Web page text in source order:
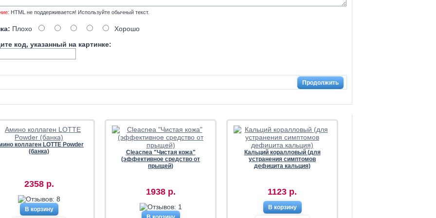
HTML не поддерживается! Используйте обычный текст.
Плохо
Хорошо
код, указанный на картинке:
Продолжить
коллаген LOTTE Powder
(банка)
2358 р.
В корзину
Cleacnea "Чистая кожа"
(эффективное средство от
прыщей)
1938 р.
Кальций коралловый (для
устранения симптомов
дефицита кальция)
1123 р.
В корзину